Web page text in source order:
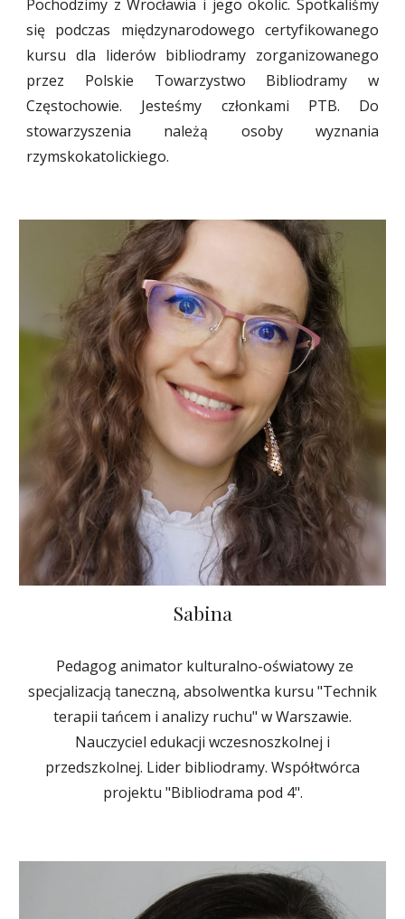
Pochodzimy z Wrocławia i jego okolic. Spotkaliśmy
się podczas międzynarodowego certyfikowanego
kursu dla liderów bibliodramy zorganizowanego
przez Polskie Towarzystwo Bibliodramy w
Częstochowie. Jesteśmy członkami PTB. Do
stowarzyszenia należą osoby wyznania
rzymskokatolickiego.
Sabina
Pedagog animator kulturalno-oświatowy ze
specjalizacją taneczną, absolwentka kursu "Technik
terapii tańcem i analizy ruchu" w Warszawie.
Nauczyciel edukacji wczesnoszkolnej i
przedszkolnej. Lider bibliodramy. Współtwórca
projektu "Bibliodrama pod 4".